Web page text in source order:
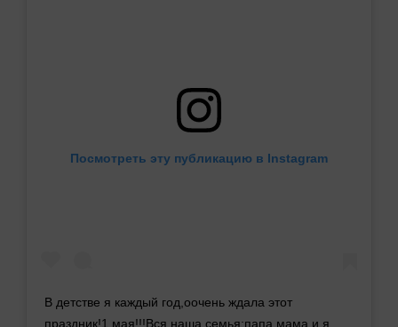
Посмотреть эту публикацию в Instagram
В детстве я каждый год,оочень ждала этот
праздник!1 мая!!!Вся наша семья:папа,мама и я